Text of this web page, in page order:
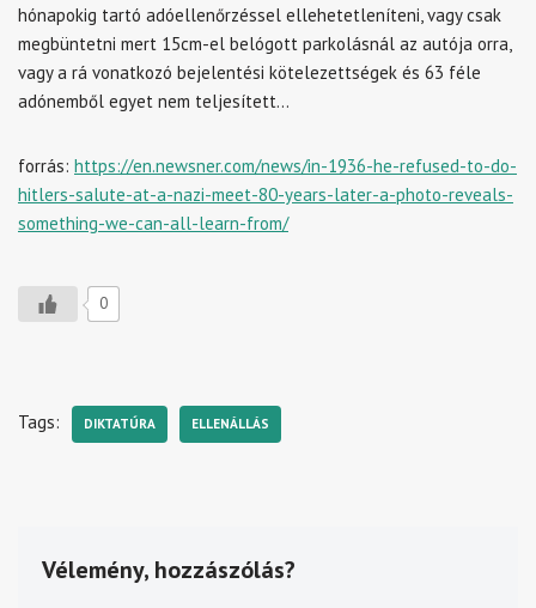
hónapokig tartó adóellenőrzéssel ellehetetleníteni, vagy csak
megbüntetni mert 15cm-el belógott parkolásnál az autója orra,
vagy a rá vonatkozó bejelentési kötelezettségek és 63 féle
adónemből egyet nem teljesített…
forrás: https://en.newsner.com/news/in-1936-he-refused-to-do-
hitlers-salute-at-a-nazi-meet-80-years-later-a-photo-reveals-
something-we-can-all-learn-from/
0
Tags: DIKTATÚRA ELLENÁLLÁS
Vélemény, hozzászólás?